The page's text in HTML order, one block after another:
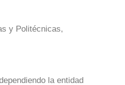
y Politécnicas,
la entidad